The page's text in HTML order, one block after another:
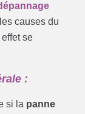
causes du
se
:
si la panne